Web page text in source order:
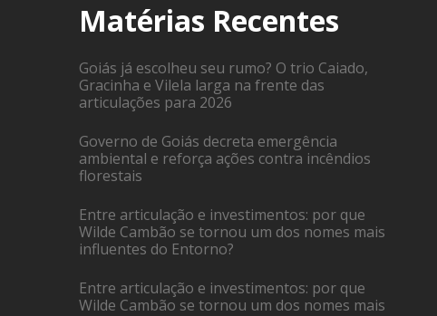
Matérias Recentes
Goiás já escolheu seu rumo? O trio Caiado,
Gracinha e Vilela larga na frente das
articulações para 2026
Governo de Goiás decreta emergência
ambiental e reforça ações contra incêndios
florestais
Entre articulação e investimentos: por que
Wilde Cambão se tornou um dos nomes mais
influentes do Entorno?
Entre articulação e investimentos: por que
Wilde Cambão se tornou um dos nomes mais